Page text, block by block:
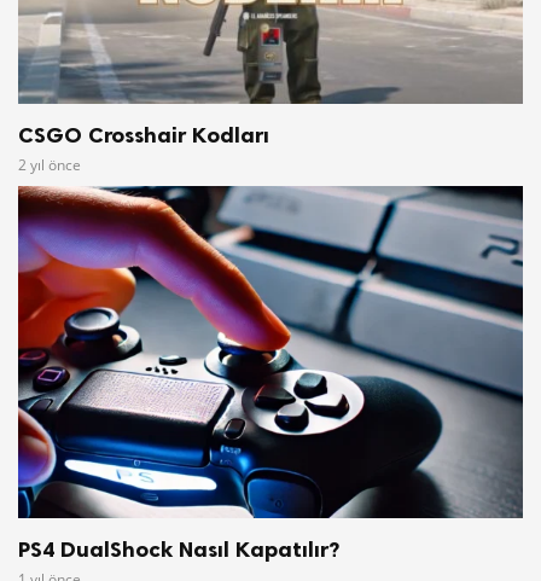
CSGO Crosshair Kodları
2 yıl önce
PS4 DualShock Nasıl Kapatılır?